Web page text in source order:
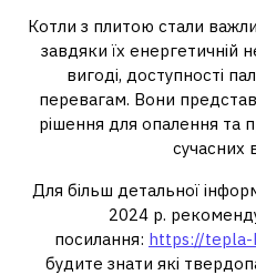
Котли з плитою стали
завдяки їх енергетичній
вигоді, доступності
перевагам. Вони
рішення для опалення та
сучасних
Для більш детальної
2024 р.
посилання: https://tepla-
будите знати які